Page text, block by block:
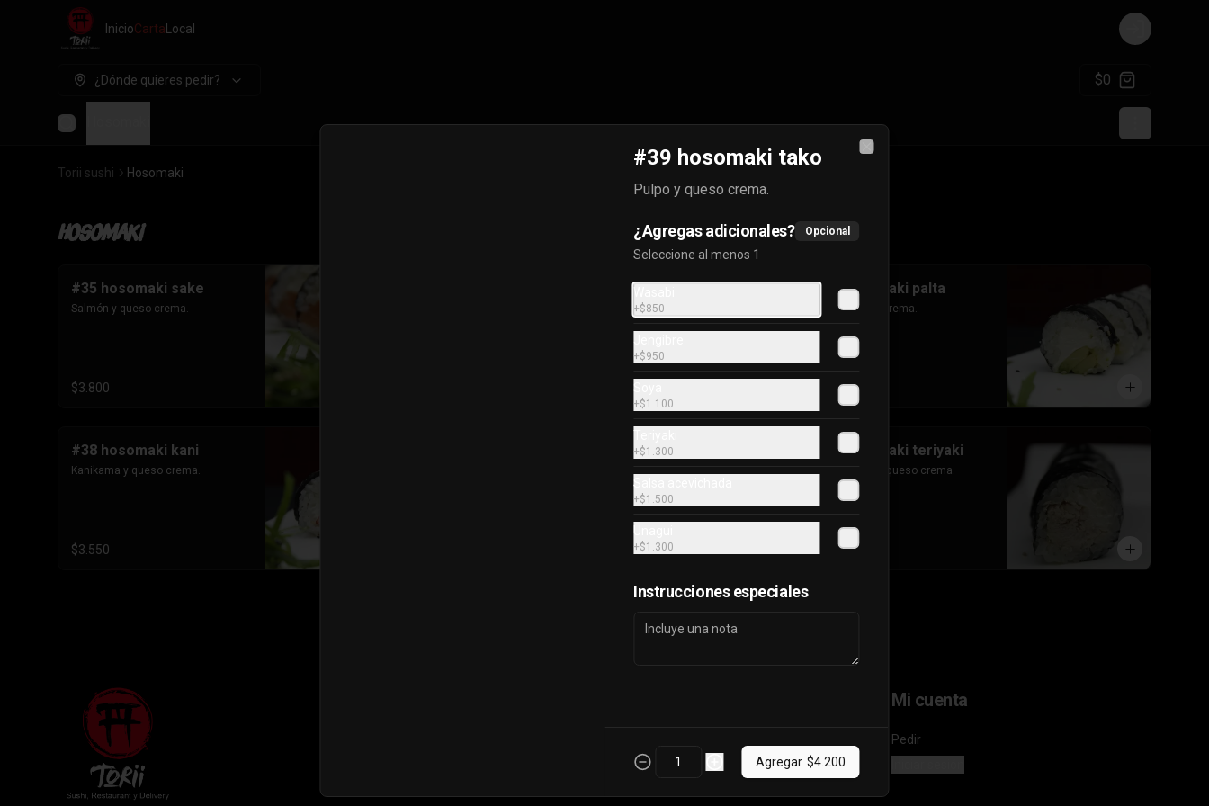
InicioCarta Local
Login
¿Dónde quieres pedir? $0
Torii sushi Hosomaki
Hosomaki
#35 hosomaki sake
Salmón y queso crema.
$3.800
#37 hosomaki palta
Palta y queso crema.
$3.600
#38 hosomaki kani
Kanikama y queso crema.
$3.550
#40 hosomaki teriyaki
Pollo teriyaki y queso crema.
$3.700
Facebook
Mi cuenta
Pedir
#39 hosomaki tako
Pulpo y queso crema.
¿Agregas adicionales? Opcional
Seleccione al menos 1
+$850
+$950
Soya
+$1.100
Teriyaki
+$1.300
Salsa acevichada
+$1.500
Unagui
+$1.300
Instrucciones especiales
Agregar $4.200